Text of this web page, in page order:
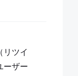
リツイ
ーザー